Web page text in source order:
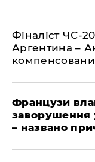
Фіналіст ЧС-
Аргентина –
Французи
заворушення
– названо